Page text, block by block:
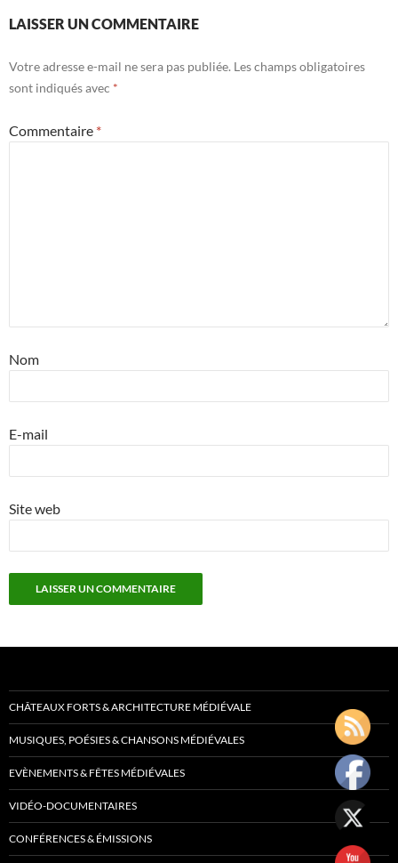
LAISSER UN COMMENTAIRE
Votre adresse e-mail ne sera pas publiée. Les champs obligatoires
sont indiqués avec *
Commentaire *
Nom
E-mail
Site web
CHÂTEAUX FORTS & ARCHITECTURE MÉDIÉVALE
MUSIQUES, POÉSIES & CHANSONS MÉDIÉVALES
EVÈNEMENTS & FÊTES MÉDIÉVALES
VIDÉO-DOCUMENTAIRES
CONFÉRENCES & ÉMISSIONS